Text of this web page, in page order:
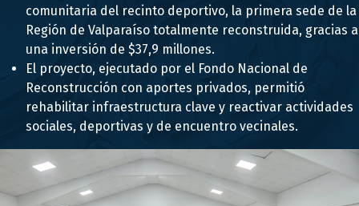
comunitaria del recinto deportivo, la primera sede de la
Región de Valparaíso totalmente reconstruida, gracias a
una inversión de $37,9 millones.
El proyecto, ejecutado por el Fondo Nacional de
Reconstrucción con aportes privados, permitió
rehabilitar infraestructura clave y reactivar actividades
sociales, deportivas y de encuentro vecinales.